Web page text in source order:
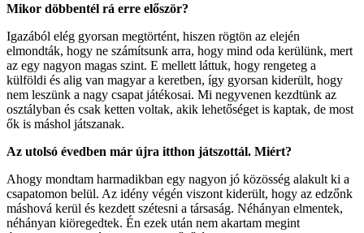
Mikor döbbentél rá erre először?
Igazából elég gyorsan megtörtént, hiszen rögtön az elején
elmondták, hogy ne számítsunk arra, hogy mind oda kerülünk, mert
az egy nagyon magas szint. E mellett láttuk, hogy rengeteg a
külföldi és alig van magyar a keretben, így gyorsan kiderült, hogy
nem leszünk a nagy csapat játékosai. Mi negyvenen kezdtünk az
osztályban és csak ketten voltak, akik lehetőséget is kaptak, de most
ők is máshol játszanak.
Az utolsó évedben már újra itthon játszottál. Miért?
Ahogy mondtam harmadikban egy nagyon jó közösség alakult ki a
csapatomon belül. Az idény végén viszont kiderült, hogy az edzőnk
máshová kerül és kezdett szétesni a társaság. Néhányan elmentek,
néhányan kiöregedtek. Én ezek után nem akartam megint